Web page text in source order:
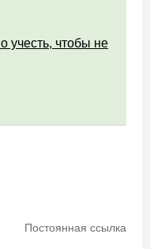
учесть, чтобы не
Постоянная ссылка